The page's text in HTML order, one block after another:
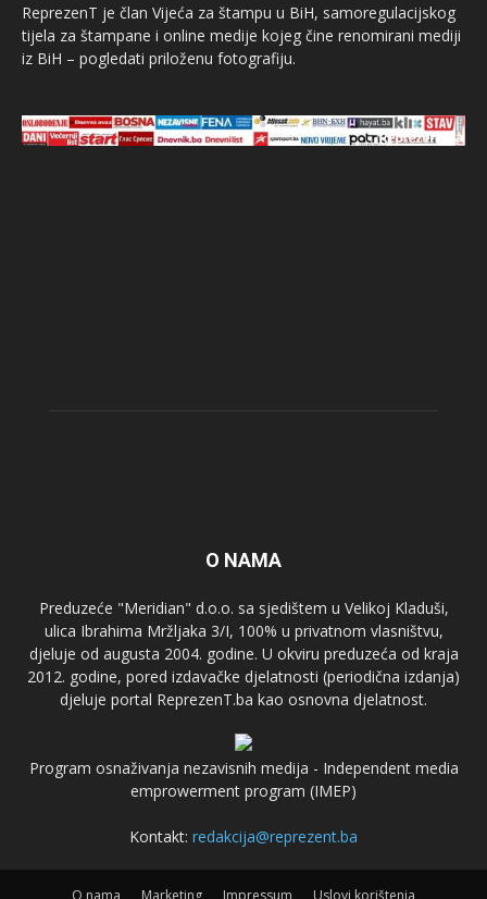
ReprezenT je član Vijeća za štampu u BiH, samoregulacijskog
tijela za štampane i online medije kojeg čine renomirani mediji
iz BiH – pogledati priloženu fotografiju.
O NAMA
Preduzeće "Meridian" d.o.o. sa sjedištem u Velikoj Kladuši,
ulica Ibrahima Mržljaka 3/I, 100% u privatnom vlasništvu,
djeluje od augusta 2004. godine. U okviru preduzeća od kraja
2012. godine, pored izdavačke djelatnosti (periodična izdanja)
djeluje portal ReprezenT.ba kao osnovna djelatnost.
Program osnaživanja nezavisnih medija - Independent media
emprowerment program (IMEP)
Kontakt: redakcija@reprezent.ba
O nama Marketing Impressum Uslovi korištenja